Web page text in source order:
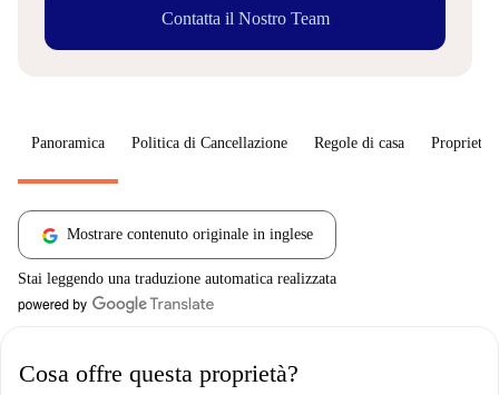
Contatta il Nostro Team
Panoramica Politica di Cancellazione Regole di casa
Mostrare contenuto originale in inglese
Stai leggendo una traduzione automatica realizzata
Cosa offre questa proprietà?